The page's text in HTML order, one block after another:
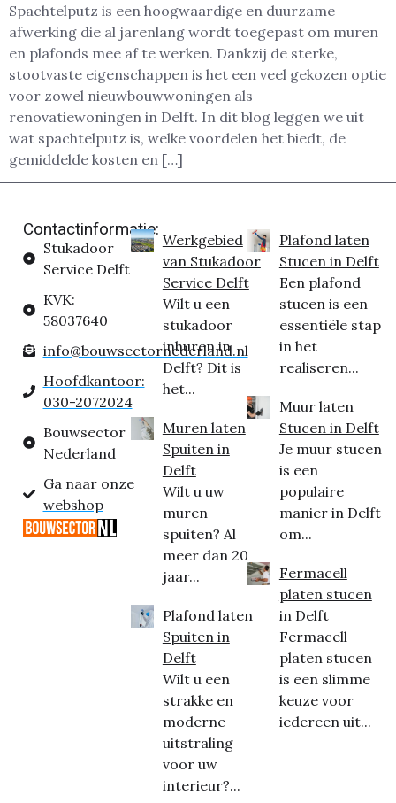
Spachtelputz is een hoogwaardige en duurzame
afwerking die al jarenlang wordt toegepast om muren
en plafonds mee af te werken. Dankzij de sterke,
stootvaste eigenschappen is het een veel gekozen optie
voor zowel nieuwbouwwoningen als
renovatiewoningen in Delft. In dit blog leggen we uit
wat spachtelputz is, welke voordelen het biedt, de
gemiddelde kosten en […]
Contactinformatie:
Stukadoor
Service Delft
KVK:
58037640
info@bouwsectornederland.nl
Hoofdkantoor:
030-2072024
Bouwsector
Nederland
Ga naar onze
webshop
Werkgebied
van Stukadoor
Service Delft
Wilt u een
stukadoor
inhuren in
Delft? Dit is
het...
Muren laten
Spuiten in
Delft
Wilt u uw
muren
spuiten? Al
meer dan 20
jaar...
Plafond laten
Spuiten in
Delft
Wilt u een
strakke en
moderne
uitstraling
voor uw
interieur?...
Plafond laten
Stucen in Delft
Een plafond
stucen is een
essentiële stap
in het
realiseren...
Muur laten
Stucen in Delft
Je muur stucen
is een
populaire
manier in Delft
om...
Fermacell
platen stucen
in Delft
Fermacell
platen stucen
is een slimme
keuze voor
iedereen uit...